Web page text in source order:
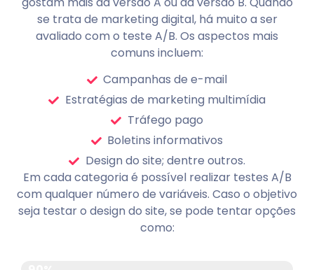
se trata de marketing digital, há muito a ser
avaliado com o teste A/B. Os aspectos mais
comuns incluem:
Campanhas de e-mail
Estratégias de marketing multimídia
Tráfego pago
Boletins informativos
Design do site; dentre outros.
Em cada categoria é possível realizar testes A/B
com qualquer número de variáveis. Caso o objetivo
seja testar o design do site, se pode tentar opções
como: